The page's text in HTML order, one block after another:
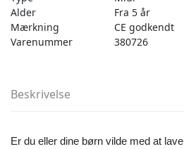
Alder
Fra 5 år
Mærkning
CE godkendt
Varenummer
380726
Beskrivelse
Er du eller dine børn vilde med at lave